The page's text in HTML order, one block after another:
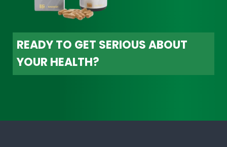
READY TO GET SERIOUS ABOUT
YOUR HEALTH?